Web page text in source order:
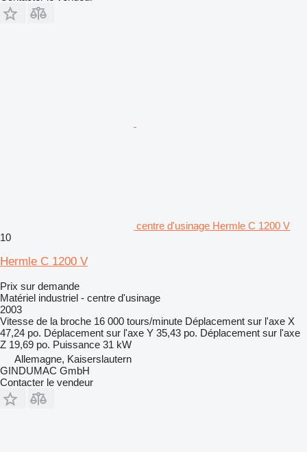
centre d'usinage Hermle C 1200 V
10
Hermle C 1200 V
Prix sur demande
Matériel industriel - centre d'usinage
2003
Vitesse de la broche 16 000 tours/minute Déplacement sur l'axe X
47,24 po. Déplacement sur l'axe Y 35,43 po. Déplacement sur l'axe
Z 19,69 po. Puissance 31 kW
Allemagne, Kaiserslautern
GINDUMAC GmbH
Contacter le vendeur